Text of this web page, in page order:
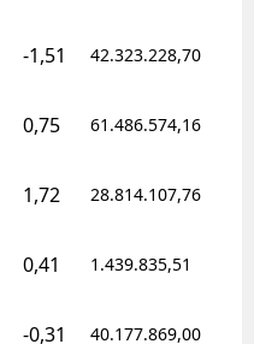
Kars
Kırşehir
-1,51 42.323.228,70
0,75 61.486.574,16
1,72 28.814.107,76
0,41 1.439.835,51
-0,31 40.177.869,00